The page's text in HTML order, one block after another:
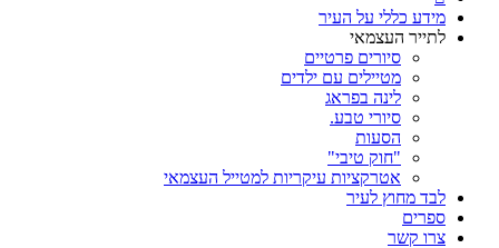
מידע כללי על העיר
לתייר העצמאי
סיורים פרטיים
מטיילים עם ילדים
לינה בפראג
סיורי טבע.
הסעות
"חוק טיבי"
אטרקציות עיקריות למטייל העצמאי
לבד מחוץ לעיר
ספרים
צרו קשר